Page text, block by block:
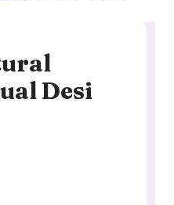
Desi